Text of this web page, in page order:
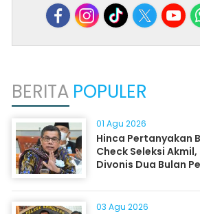
BERITA POPULER
01 Agu 2026
Hinca Pertanyakan
Check Seleksi Akmil,
Divonis Dua Bulan
03 Agu 2026